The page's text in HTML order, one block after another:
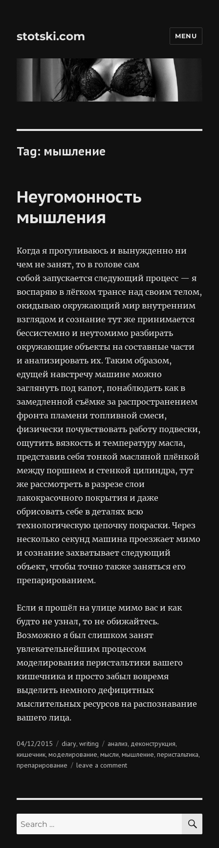
stotski.com MENU
Tag: мышление
Неугомонность
мышления
Когда я прогуливаюсь и вынужденно ни
чем не занят, то в голове сам
собой запускается следующий процесс — я
воспаряю в лёгком трансе над своим телом,
окидываю окружающий мир внутренним
взглядом и сознание тут же принимается
бессистемно и неутомимо разбирать
окружающие объекты на составные части
и анализировать их. Таким образом,
едущей навстречу машине можно
заглянуть под капот, понаблюдать как в
замедленной съёмке за распространением
фронта пламени топливной смеси,
физически почувствовать работу подвески,
ощутить вязкость и температуру масла,
представив себя тонкой масляной плёнкой
между поршнем и стенкой цилиндра, тут
же рассмотреть в разрезе слои
лакокрасочного покрытия и даже
обрисовать себе в деталях всю
технологическую цепочку покраски. Через
несколько секунд машина проезжает мимо
и сознание захватывает следующий
объект, чтобы точно также заняться его
препарированием.
Если я прошёл на улице мимо вас и как
будто не узнал, то не обижайтесь.
Возможно я был слишком занят
увлекательнейшим процессом
моделирования перистальтики вашего
кишечника и просто забыл вовремя
выделить немного дефицитных
мыслительных ресурсов на распознавание
вашего лица.
Posted
on
04/12/2015 Categories
diary,writing Tags
анализ, деконструкция,
кишечник,моделирование,мысли,мышление,перистальтика,
препарирование leave a commenton
Search
for: